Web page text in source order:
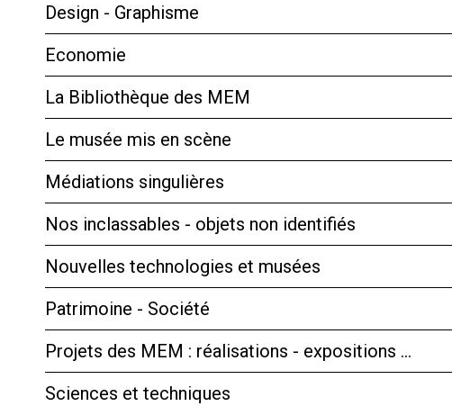
Design - Graphisme
Economie
La Bibliothèque des MEM
Le musée mis en scène
Médiations singulières
Nos inclassables - objets non identifiés
Nouvelles technologies et musées
Patrimoine - Société
Projets des MEM : réalisations - expositions …
Sciences et techniques